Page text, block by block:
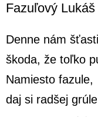
Fazuľový Lukáš
Denne nám
škoda, že toľko
Namiesto fazule,
daj si radšej